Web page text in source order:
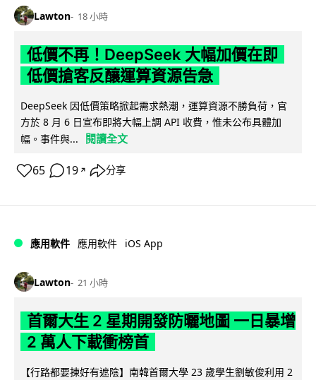
Lawton 18 小時
低價不再！DeepSeek 大幅加價在即
低價搶客反釀運算資源告急
DeepSeek 因低價策略掀起需求熱潮，運算資源不勝負荷，官
方於 8 月 6 日宣布即將大幅上調 API 收費，惟未公布具體加
幅。事件與...
閱讀全文
65 19 ↗ 分享
應用軟件 應用軟件 iOS App
Lawton 21 小時
首爾大生 2 星期開發防曬地圖 一日暴增
2 萬人下載衝榜首
【行路都要揀好有遮陰】南韓首爾大學 23 歲學生劉敏俊利用 2